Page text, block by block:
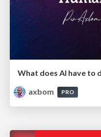
What does AI have to
axbom
PRO